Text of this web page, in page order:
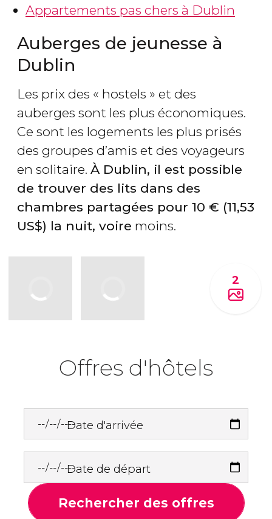
Appartements pas chers à Dublin
Auberges de jeunesse à
Dublin
Les prix des « hostels » et des
auberges sont les plus économiques.
Ce sont les logements les plus prisés
des groupes d’amis et des voyageurs
en solitaire. À Dublin, il est possible
de trouver des lits dans des
chambres partagées pour 10 € (11,53
US$) la nuit, voire moins.
2
Offres d'hôtels
Date d'arrivée
Date de départ
Rechercher des offres